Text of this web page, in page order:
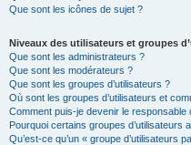
Que sont les icônes de sujet ?
Niveaux des utilisateurs et groupes
Que sont les administrateurs ?
Que sont les modérateurs ?
Que sont les groupes d’utilisateurs ?
Où sont les groupes d’utilisateurs et
Comment puis-je devenir le responsable
Pourquoi certains groupes d’utilisateurs
Qu’est-ce qu’un « groupe d’utilisateurs